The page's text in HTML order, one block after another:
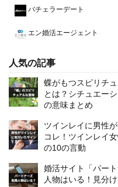
バチェラーデート
エン婚活エージェント
人気の記事
蝶がもつスピリチ
とは？シチュエー
の意味まとめ
ツインレイに男性
コレ！ツインレイ
の10の言動
婚活サイト「パー
人物はいる！見分